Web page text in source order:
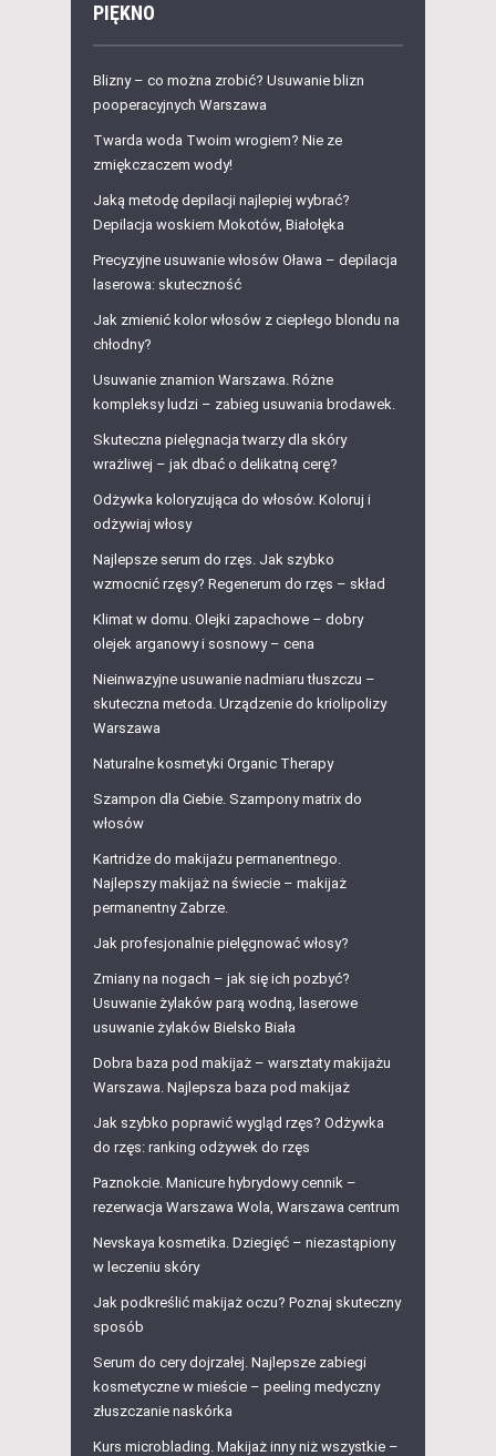
PIĘKNO
Blizny – co można zrobić? Usuwanie blizn
pooperacyjnych Warszawa
Twarda woda Twoim wrogiem? Nie ze
zmiękczaczem wody!
Jaką metodę depilacji najlepiej wybrać?
Depilacja woskiem Mokotów, Białołęka
Precyzyjne usuwanie włosów Oława – depilacja
laserowa: skuteczność
Jak zmienić kolor włosów z ciepłego blondu na
chłodny?
Usuwanie znamion Warszawa. Różne
kompleksy ludzi – zabieg usuwania brodawek.
Skuteczna pielęgnacja twarzy dla skóry
wrażliwej – jak dbać o delikatną cerę?
Odżywka koloryzująca do włosów. Koloruj i
odżywiaj włosy
Najlepsze serum do rzęs. Jak szybko
wzmocnić rzęsy? Regenerum do rzęs – skład
Klimat w domu. Olejki zapachowe – dobry
olejek arganowy i sosnowy – cena
Nieinwazyjne usuwanie nadmiaru tłuszczu –
skuteczna metoda. Urządzenie do kriolipolizy
Warszawa
Naturalne kosmetyki Organic Therapy
Szampon dla Ciebie. Szampony matrix do
włosów
Kartridże do makijażu permanentnego.
Najlepszy makijaż na świecie – makijaż
permanentny Zabrze.
Jak profesjonalnie pielęgnować włosy?
Zmiany na nogach – jak się ich pozbyć?
Usuwanie żylaków parą wodną, laserowe
usuwanie żylaków Bielsko Biała
Dobra baza pod makijaż – warsztaty makijażu
Warszawa. Najlepsza baza pod makijaż
Jak szybko poprawić wygląd rzęs? Odżywka
do rzęs: ranking odżywek do rzęs
Paznokcie. Manicure hybrydowy cennik –
rezerwacja Warszawa Wola, Warszawa centrum
Nevskaya kosmetika. Dziegięć – niezastąpiony
w leczeniu skóry
Jak podkreślić makijaż oczu? Poznaj skuteczny
sposób
Serum do cery dojrzałej. Najlepsze zabiegi
kosmetyczne w mieście – peeling medyczny
złuszczanie naskórka
Kurs microblading. Makijaż inny niż wszystkie –